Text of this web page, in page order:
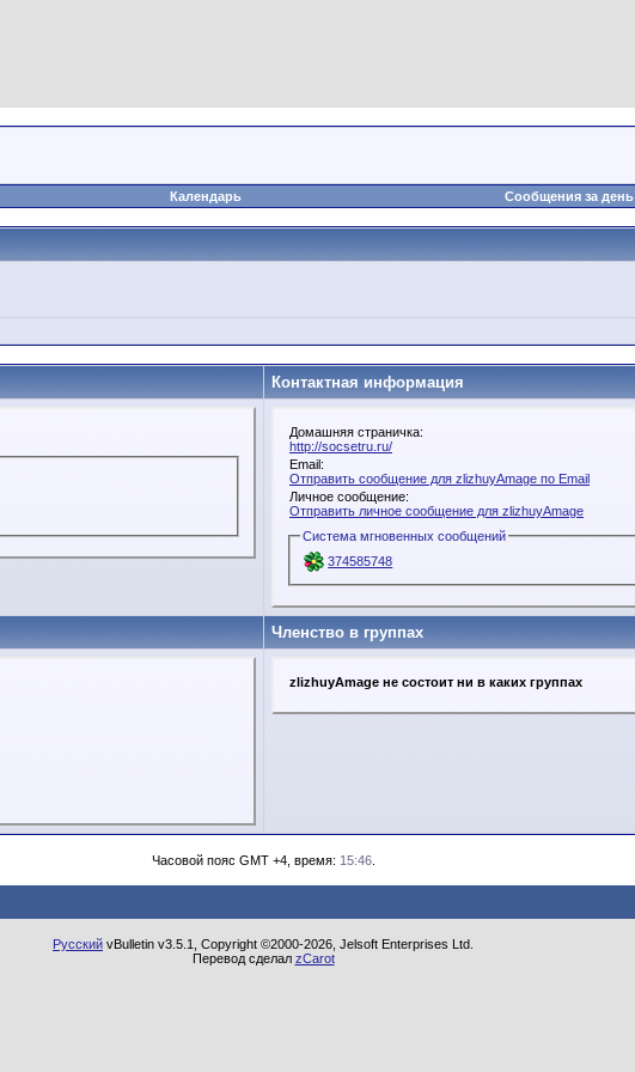
Календарь Сообщения за день
Контактная информация
Домашняя страничка:
http://socsetru.ru/
Email:
Отправить сообщение для zlizhuyAmage по Email
Личное сообщение:
Отправить личное сообщение для zlizhuyAmage
Система мгновенных сообщений
374585748
Членство в группах
zlizhuyAmage не состоит ни в каких группах
Часовой пояс GMT +4, время: 15:46.
Русский vBulletin v3.5.1, Copyright ©2000-2026, Jelsoft Enterprises Ltd.
Перевод сделал zCarot